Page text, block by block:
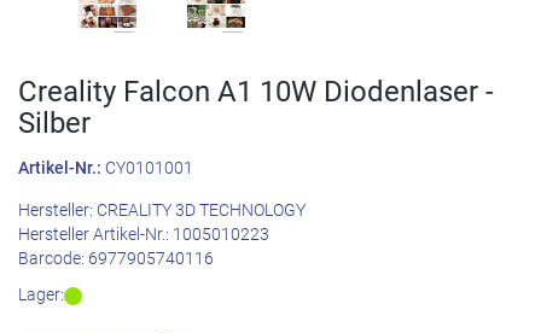
Creality Falcon A1 10W Diodenlaser -
Silber
Artikel-Nr.: CY0101001
Hersteller: CREALITY 3D TECHNOLOGY
Hersteller Artikel-Nr.: 1005010223
Barcode: 6977905740116
Lager: